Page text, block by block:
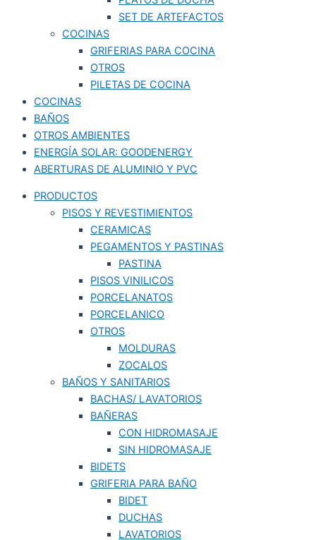
SET DE ARTEFACTOS
COCINAS
GRIFERIAS PARA COCINA
OTROS
PILETAS DE COCINA
COCINAS
BAÑOS
OTROS AMBIENTES
ENERGÍA SOLAR: GOODENERGY
ABERTURAS DE ALUMINIO Y PVC
PRODUCTOS
PISOS Y REVESTIMIENTOS
CERAMICAS
PEGAMENTOS Y PASTINAS
PASTINA
PISOS VINILICOS
PORCELANATOS
PORCELANICO
OTROS
MOLDURAS
ZOCALOS
BAÑOS Y SANITARIOS
BACHAS/ LAVATORIOS
BAÑERAS
CON HIDROMASAJE
SIN HIDROMASAJE
BIDETS
GRIFERIA PARA BAÑO
BIDET
DUCHAS
LAVATORIOS